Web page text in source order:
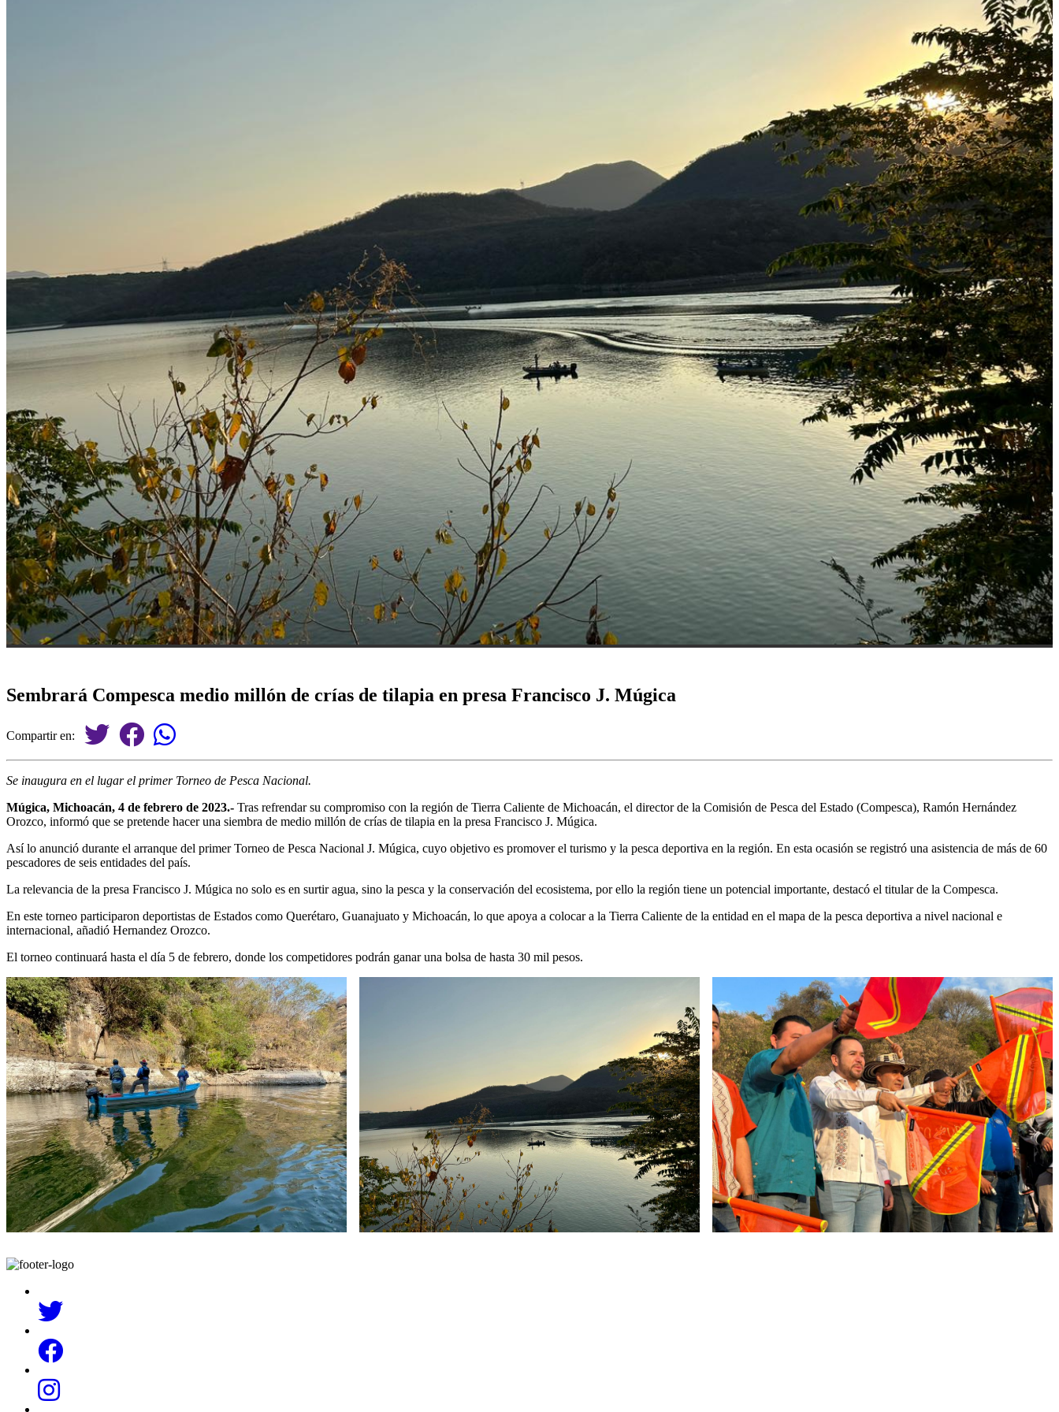
Sembrará Compesca medio millón de crías de tilapia en presa Francisco J. Múgica
Compartir en:
Se inaugura en el lugar el primer Torneo de Pesca Nacional.
Múgica, Michoacán, 4 de febrero de 2023.- Tras refrendar su compromiso con la región de Tierra Caliente de Michoacán, el director de la Comisión de Pesca del Estado (Compesca), Ramón Hernández
Orozco, informó que se pretende hacer una siembra de medio millón de crías de tilapia en la presa Francisco J. Múgica.
Así lo anunció durante el arranque del primer Torneo de Pesca Nacional J. Múgica, cuyo objetivo es promover el turismo y la pesca deportiva en la región. En esta ocasión se registró una asistencia de más de 60
pescadores de seis entidades del país.
La relevancia de la presa Francisco J. Múgica no solo es en surtir agua, sino la pesca y la conservación del ecosistema, por ello la región tiene un potencial importante, destacó el titular de la Compesca.
En este torneo participaron deportistas de Estados como Querétaro, Guanajuato y Michoacán, lo que apoya a colocar a la Tierra Caliente de la entidad en el mapa de la pesca deportiva a nivel nacional e
internacional, añadió Hernandez Orozco.
El torneo continuará hasta el día 5 de febrero, donde los competidores podrán ganar una bolsa de hasta 30 mil pesos.